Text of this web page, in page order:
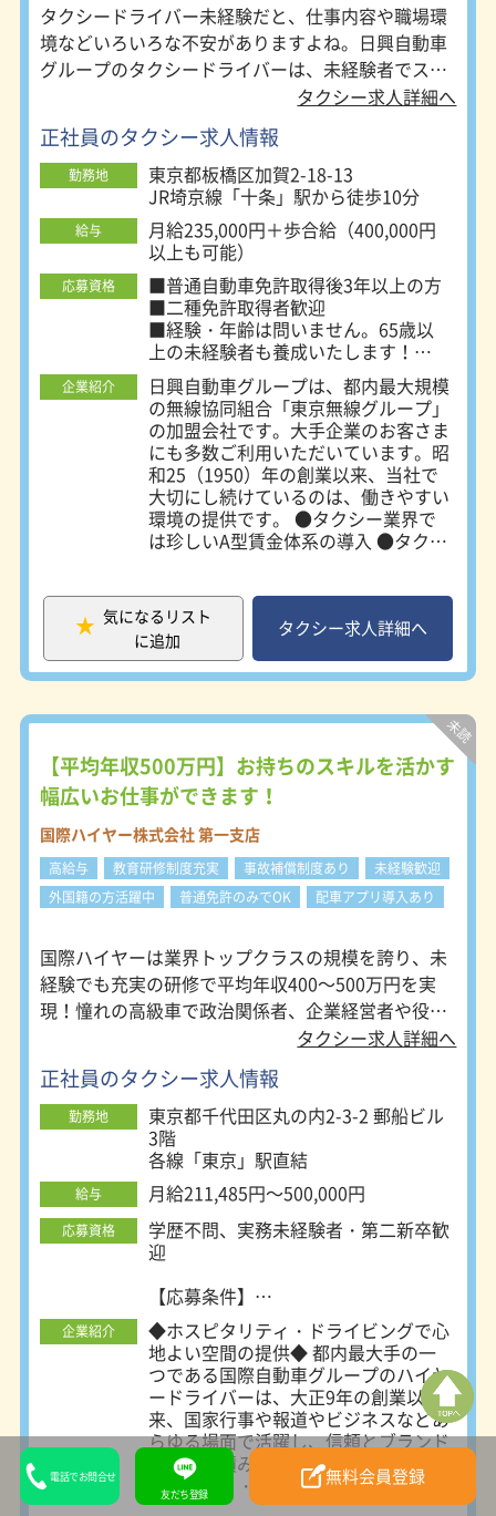
タクシードライバー未経験だと、仕事内容や職場環
境などいろいろな不安がありますよね。日興自動車
グループのタクシードライバーは、未経験者でスタ
ートした人がほとんど！初めての不安を解消するポ
イントが、日興自動車グループにはあります！興味
のある方は気軽にお問い合わせください。
タクシー求人詳細へ
正社員のタクシー求人情報
勤務地
東京都板橋区加賀2-18-13
JR埼京線「十条」駅から徒歩10分
給与
月給235,000円＋歩合給（400,000円
以上も可能）
応募資格
■普通自動車免許取得後3年以上の方
■二種免許取得者歓迎
■経験・年齢は問いません。65歳以
上の未経験者も養成いたします！
タクシー乗務員のお仕事に興味をお持
ちの方はお気軽にご応募ください。
企業紹介
日興自動車グループは、都内最大規模
の無線協同組合「東京無線グループ」
の加盟会社です。大手企業のお客さま
にも多数ご利用いただいています。昭
和25（1950）年の創業以来、当社で
大切にし続けているのは、働きやすい
環境の提供です。 ●タクシー業界で
は珍しいA型賃金体系の導入 ●タクシ
担 ●全車IP無線、GOアプリ配車タブ
レット、カーナビ、ドライブレコーダ
など全車に完備 など、未経験でタク
シードライバーになる方も安心して活
ん、 ●各営業所からすぐの社員寮 ●
最寄り駅から近く通いやすい各営業所
●充実した福利厚生 ●75歳まで勤務
可能 と、長く働き続けていただける
環境もあります。 首都圏内外から毎
日多くの人たちが行きかう池袋エリア
を中心に、日興自動車グループでタク
シードライバーデビューしてみません
か？ ■営業エリア 営業する主なエリ
アは、都外から訪れる方が比較的多
けやすい環境です。 また、都心部に
も近いため、短い時間で都心へ行き、
短い時間で営業所へ戻る事が可能で
す。限られた勤務時間を有効に使うこ
とができるので、効率的に稼ぐことが
できますよ！ ■日興自動車グループ
とは 日興自動車グループは、都内最
大規模の無線協同組合”東京無線グル
ープ”の中でも最大規模の加盟会社で
す。 東京無線は大手企業やメディア
関係の顧客を多く持ち、チケット契約
も多数。また、スマートフォン用アプ
リも展開しており、無線からの配車依
頼も非常に多いグループです。 今回
も好立地で各線の駅から近く通勤にも
中です↓↓ ◎日興自動車交通株式会
社 東京都板橋区加賀2-18-13 JR埼京
線「十条駅」から徒歩10分 ◎日興タ
クシー株式会社 東京都板橋区加賀2-
18-15 JR埼京線「十条駅」から徒歩7
分 ◎日興自動車株式会社 東京都豊島
区池袋本町1-12-1 東武東上線「北池
袋駅」から徒歩5分
気になるリスト
に追加
タクシー求人詳細へ
【平均年収500万円】お持ちのスキルを活かす
幅広いお仕事ができます！
国際ハイヤー株式会社 第一支店
高給与 教育研修制度充実 事故補償制度あり
未経験歓迎
外国籍の方活躍中
普通免許のみでOK 配車アプリ導入あり
国際ハイヤーは業界トップクラスの規模を誇り、未
経験でも充実の研修で平均年収400～500万円を実
現！憧れの高級車で政治関係者、企業経営者や役
員、報道機関に勤める方など普段はお会いできない
VIPを安全に送迎するお仕事です！
タクシー求人詳細へ
正社員のタクシー求人情報
勤務地
東京都千代田区丸の内2-3-2 郵船ビル
3階
各線「東京」駅直結
給与 月給211,485円～500,000円
応募資格
学歴不問、実務未経験者・第二新卒歓
迎
【応募条件】
■学歴・経験すべて一切不問！
■未経験歓迎
■普通免許取得1年以上の方
【求める人材像】
◎人と接することが好きな方
◎笑顔でコミュニケーションをとるこ
とが出来る方
◎車が好き、高級車に興味がある方
企業紹介
◆ホスピタリティ・ドライビングで心
地よい空間の提供◆ 都内最大手の一
つである国際自動車グループのハイヤ
ードライバーは、大正9年の創業以
来、国家行事や報道やビジネスなどあ
らゆる場面で活躍し、信頼とブランド
を着実に積み上げてきました。 ホス
ピタリティ・ドライビングで心地よい
空間を提供し、政府関係者や、国内外
電話でお問合せ
友だち登録
無料会員登録